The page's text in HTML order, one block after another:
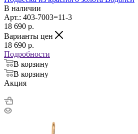
В наличии
Арт.: 403-7003=11-3
18 690 p.
Варианты цен
18 690 p.
Подробности
В корзину
В корзину
Акция